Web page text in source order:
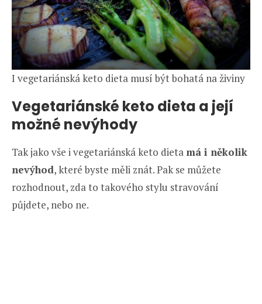
I vegetariánská keto dieta musí být bohatá na živiny
Vegetariánské keto dieta a její
možné nevýhody
Tak jako vše i vegetariánská keto dieta má i několik
nevýhod, které byste měli znát. Pak se můžete
rozhodnout, zda to takového stylu stravování
půjdete, nebo ne.